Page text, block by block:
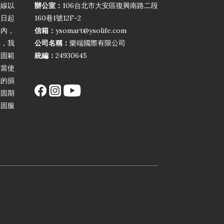
以
起
，
我
範
使
損
期
服
辦公室： 106台北市大安區復興南路二段
160巷1號12F-2
信箱： ysomart@ysolife.com
公司名稱： 樂端國際有限公司
統編： 24930645